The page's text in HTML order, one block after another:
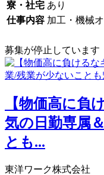
寮・社宅 あり
仕事内容 加工・機械
募集が停止しています
【物価高に負
気の日勤専属
とも...
東洋ワーク株式会社